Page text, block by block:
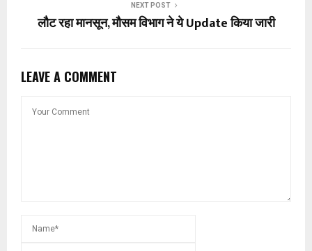
NEXT POST
लौट रहा मानसून, मौसम विभाग ने ये Update किया जारी
LEAVE A COMMENT